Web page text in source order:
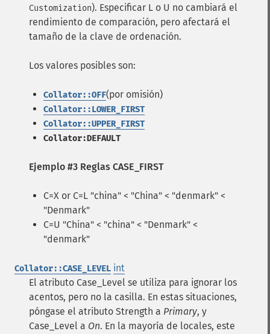
Customization). Especificar L o U no cambiará el
rendimiento de comparación, pero afectará el
tamaño de la clave de ordenación.
Los valores posibles son:
Collator::OFF(por omisión)
Collator::LOWER_FIRST
Collator::UPPER_FIRST
Collator:DEFAULT
Ejemplo #3 Reglas CASE_FIRST
C=X or C=L "china" < "China" < "denmark" <
"Denmark"
C=U "China" < "china" < "Denmark" <
"denmark"
Collator::CASE_LEVEL int
El atributo Case_Level se utiliza para ignorar los
acentos, pero no la casilla. En estas situaciones,
póngase el atributo Strength a Primary, y
Case_Level a On. En la mayoría de locales, este